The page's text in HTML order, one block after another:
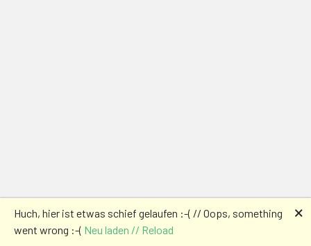
Huch, hier ist etwas schief gelaufen :-( // Oops, something
went wrong :-( Neu laden // Reload
🗙